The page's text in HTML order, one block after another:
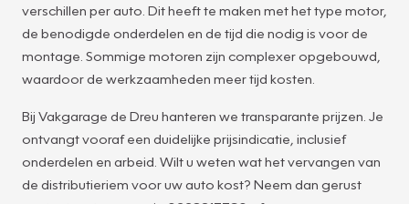
verschillen per auto. Dit heeft te maken met het type motor,
de benodigde onderdelen en de tijd die nodig is voor de
montage. Sommige motoren zijn complexer opgebouwd,
waardoor de werkzaamheden meer tijd kosten.
Bij Vakgarage de Dreu hanteren we transparante prijzen. Je
ontvangt vooraf een duidelijke prijsindicatie, inclusief
onderdelen en arbeid. Wilt u weten wat het vervangen van
de distributieriem voor uw auto kost? Neem dan gerust